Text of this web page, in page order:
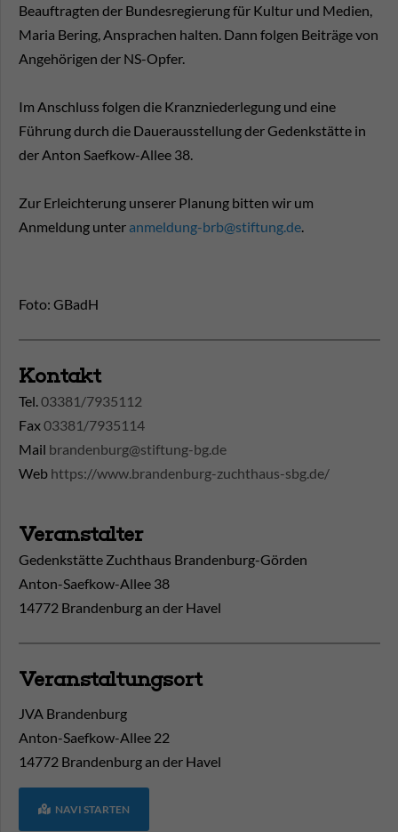
Beauftragten der Bundesregierung für Kultur und Medien,
Maria Bering, Ansprachen halten. Dann folgen Beiträge von
Angehörigen der NS-Opfer.
Im Anschluss folgen die Kranzniederlegung und eine
Führung durch die Dauerausstellung der Gedenkstätte in
der Anton Saefkow-Allee 38.
Zur Erleichterung unserer Planung bitten wir um
Anmeldung unter anmeldung-brb@stiftung.de.
Foto: GBadH
Kontakt
Tel.03381/7935112
Fax03381/7935114
Mail brandenburg@stiftung-bg.de
Web https://www.brandenburg-zuchthaus-sbg.de/
Veranstalter
Gedenkstätte Zuchthaus Brandenburg-Görden
Anton-Saefkow-Allee 38
14772 Brandenburg an der Havel
Veranstaltungsort
JVA Brandenburg
Anton-Saefkow-Allee 22
14772 Brandenburg an der Havel
NAVI STARTEN